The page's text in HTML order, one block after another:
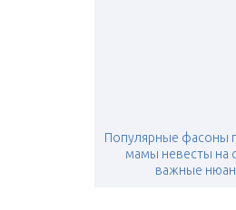
Популярные фасоны
мамы невесты на
важные